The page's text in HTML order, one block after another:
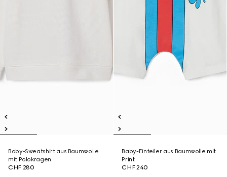
Baby-Sweatshirt aus Baumwolle
mit Polokragen
CHF 280
Baby-Einteiler aus Baumwolle mit
Print
CHF 240